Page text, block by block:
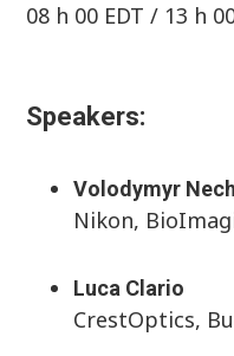
08 h 00 EDT / 13 h
Speakers:
Volodymyr
Nikon,
Luca Clario
CrestOptics,